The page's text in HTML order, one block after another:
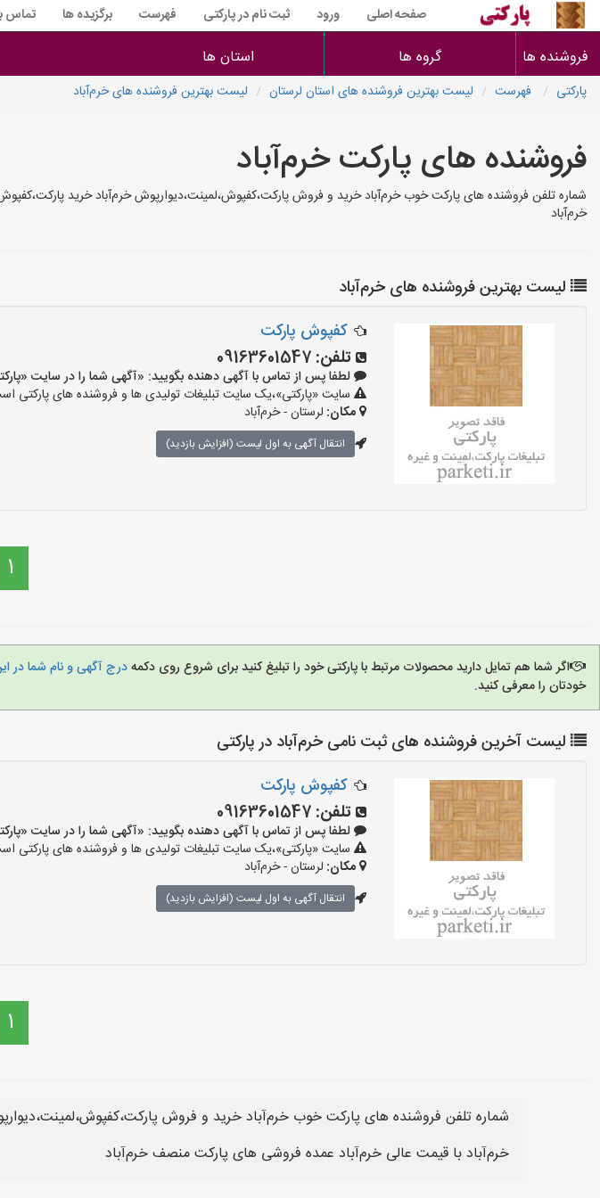
صفحه اصلی ورود ثبت نام در پارکتی فهرست برگزیده ها تماس
فروشنده ها گروه ها استان ها
پارکتی فهرست لیست بهترین فروشنده های استان لرستان لیست بهترین فروشنده های خرم‌آباد
فروشنده های پارکت خرم‌آباد
شماره تلفن فروشنده های پارکت خوب خرم‌آباد خرید و فروش پارکت،کفپوش،لمینت،دیوارپوش خرم‌آباد خرید
خرم‌آباد
لیست بهترین فروشنده های خرم‌آباد
کفپوش پارکت
تلفن: 09163601547
لطفا پس از تماس با آگهی دهنده بگویید: «آگهی شما را در سایت «پارکتی» دیده ام
سایت «پارکتی»،یک سایت تبلیغات تولیدی ها و فروشنده های پارکتی
مکان: لرستان - خرم‌آباد
انتقال آگهی به اول لیست (افزایش بازدید)
1
اگر شما هم تمایل دارید محصولات مرتبط با پارکتی خود را تبلیغ کنید برای شروع روی دکمهدرج آگهی و نام شما در
خودتان را معرفی کنید.
لیست آخرین فروشنده های ثبت نامی خرم‌آباد در پارکتی
کفپوش پارکت
تلفن: 09163601547
لطفا پس از تماس با آگهی دهنده بگویید: «آگهی شما را در سایت «پارکتی» دیده ام
سایت «پارکتی»،یک سایت تبلیغات تولیدی ها و فروشنده های پارکتی
مکان: لرستان - خرم‌آباد
انتقال آگهی به اول لیست (افزایش بازدید)
1
شماره تلفن فروشنده های پارکت خوب خرم‌آباد خرید و فروش
خرم‌آباد با قیمت عالی خرم‌آباد عمده فروشی های پارکت منصف خرم‌آباد